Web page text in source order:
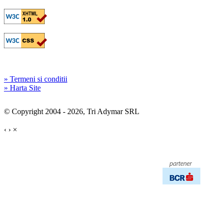
» Termeni si conditii
» Harta Site
© Copyright 2004 - 2026, Tri Adymar SRL
‹ › ×